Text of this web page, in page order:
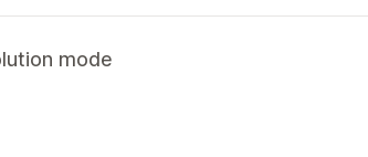
mode